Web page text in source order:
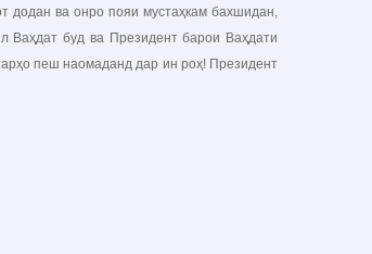
додан ва онро пояи мустаҳкам бахшидан,
Ваҳдат буд ва Президент барои Ваҳдати
пеш наомаданд дар ин роҳ! Президент